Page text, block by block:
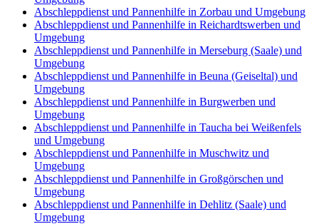
Abschleppdienst und Pannenhilfe in Zorbau und Umgebung
Abschleppdienst und Pannenhilfe in Reichardtswerben und
Umgebung
Abschleppdienst und Pannenhilfe in Merseburg (Saale) und
Umgebung
Abschleppdienst und Pannenhilfe in Beuna (Geiseltal) und
Umgebung
Abschleppdienst und Pannenhilfe in Burgwerben und
Umgebung
Abschleppdienst und Pannenhilfe in Taucha bei Weißenfels
und Umgebung
Abschleppdienst und Pannenhilfe in Muschwitz und
Umgebung
Abschleppdienst und Pannenhilfe in Großgörschen und
Umgebung
Abschleppdienst und Pannenhilfe in Dehlitz (Saale) und
Umgebung